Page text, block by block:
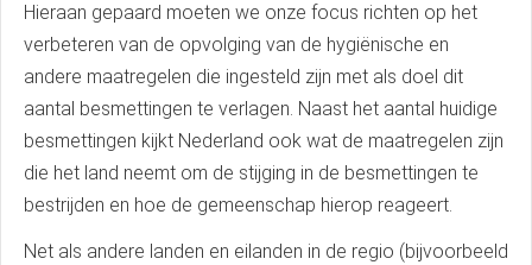
Hieraan gepaard moeten we onze focus richten op het
verbeteren van de opvolging van de hygiënische en
andere maatregelen die ingesteld zijn met als doel dit
aantal besmettingen te verlagen. Naast het aantal huidige
besmettingen kijkt Nederland ook wat de maatregelen zijn
die het land neemt om de stijging in de besmettingen te
bestrijden en hoe de gemeenschap hierop reageert.
Net als andere landen en eilanden in de regio (bijvoorbeeld